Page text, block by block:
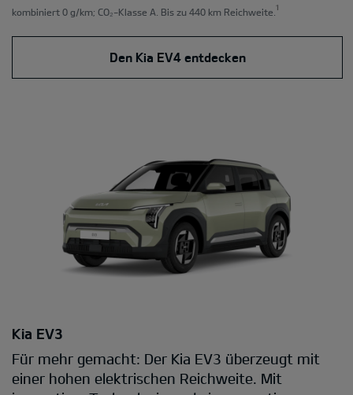
kombiniert 0 g/km; CO₂-Klasse A. Bis zu 440 km Reichweite. ¹
Den Kia EV4 entdecken
Kia EV3
Für mehr gemacht: Der Kia EV3 überzeugt mit
einer hohen elektrischen Reichweite. Mit